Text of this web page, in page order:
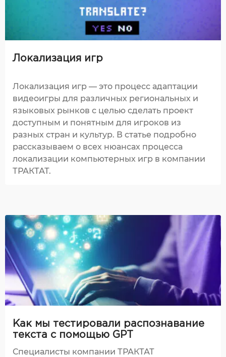
Локализация игр
Локализация игр — это процесс адаптации
видеоигры для различных региональных и
языковых рынков с целью сделать проект
доступным и понятным для игроков из
разных стран и культур. В статье подробно
рассказываем о всех нюансах процесса
локализации компьютерных игр в компании
ТРАКТАТ.
Как мы тестировали распознавание
текста с помощью GPT
Специалисты компании ТРАКТАТ